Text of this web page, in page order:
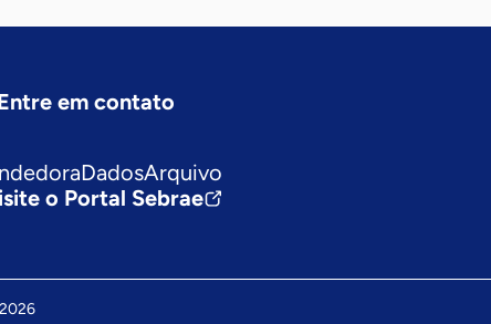
em contato
DadosArquivo
o Portal Sebrae